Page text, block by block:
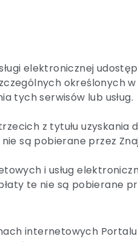
elektronicznej
określonych
tych serwisów lub usług.
z tytułu uzyskania
są pobierane przez
i usług
te nie są pobierane
internetowych